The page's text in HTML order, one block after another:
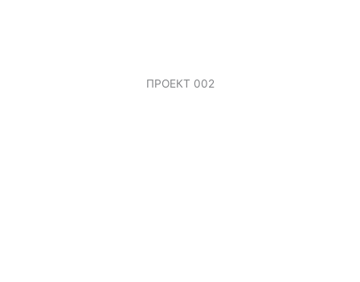
ПРОЕКТ 002